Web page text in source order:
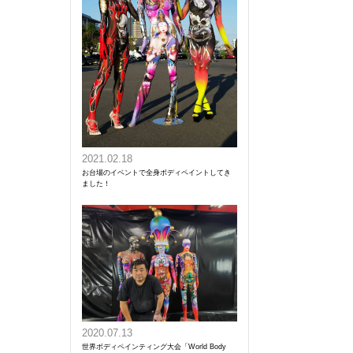
2021.02.18
お台場のイベントで全身ボディペイントしてき
ました！
2020.07.13
世界ボディペインティング大会「World Body